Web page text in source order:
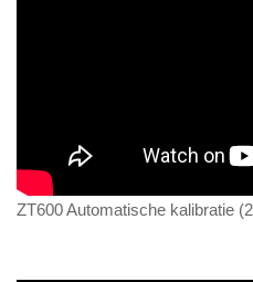
ZT600 Automatische kalibratie